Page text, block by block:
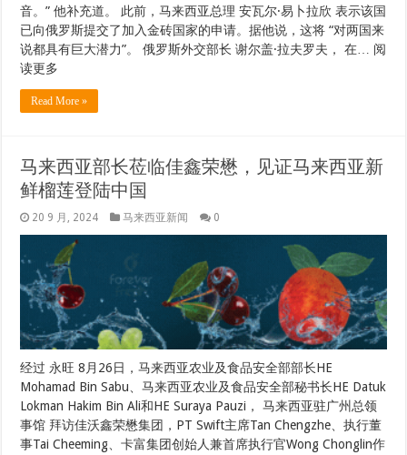
音。” 他补充道。 此前，马来西亚总理 安瓦尔·易卜拉欣 表示该国
已向俄罗斯提交了加入金砖国家的申请。据他说，这将 “对两国来
说都具有巨大潜力”。 俄罗斯外交部长 谢尔盖·拉夫罗夫， 在… 阅
读更多
Read More »
马来西亚部长莅临佳鑫荣懋，见证马来西亚新
鲜榴莲登陆中国
20 9 月, 2024 马来西亚新闻 0
经过 永旺 8月26日，马来西亚农业及食品安全部部长HE
Mohamad Bin Sabu、马来西亚农业及食品安全部秘书长HE Datuk
Lokman Hakim Bin Ali和HE Suraya Pauzi， 马来西亚驻广州总领
事馆 拜访佳沃鑫荣懋集团，PT Swift主席Tan Chengzhe、执行董
事Tai Cheeming、卡富集团创始人兼首席执行官Wong Chonglin作